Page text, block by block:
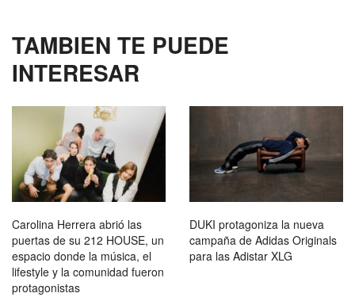
TAMBIEN TE PUEDE
INTERESAR
Carolina Herrera abrió las
puertas de su 212 HOUSE, un
espacio donde la música, el
lifestyle y la comunidad fueron
protagonistas
DUKI protagoniza la nueva
campaña de Adidas Originals
para las Adistar XLG